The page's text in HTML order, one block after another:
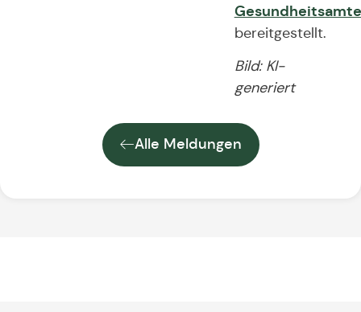
bereitgestellt.
Bild: KI-
generiert
Alle Meldungen